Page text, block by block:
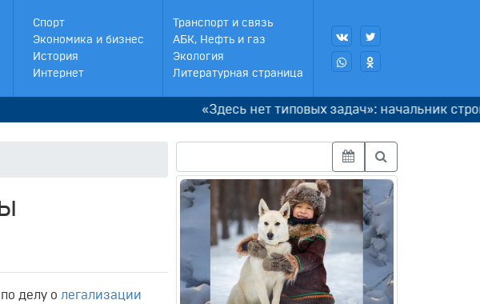
Спорт
Экономика и бизнес
История
Интернет
Транспорт и связь
АБК, Нефть и газ
Экология
Литературная страница
«Здесь нет типовых задач»: начальник
делу о легализации